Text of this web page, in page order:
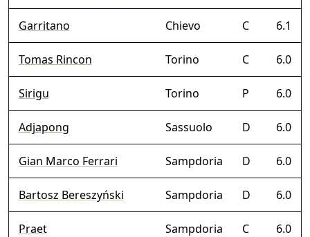
Garritano Chievo C 6.1
Tomas Rincon Torino C 6.0
Sirigu Torino P 6.0
Adjapong Sassuolo D 6.0
Gian Marco Ferrari Sampdoria D 6.0
Bartosz Bereszyński Sampdoria D 6.0
Praet Sampdoria C 6.0